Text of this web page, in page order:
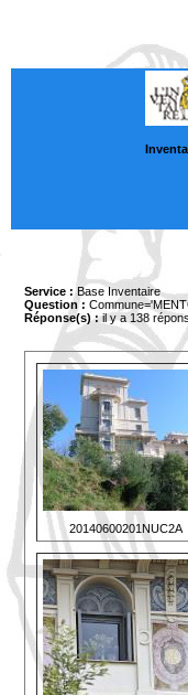
Service : Base Inventaire
Question :
Réponse(s) :il y a 138
20140600201NUC2A